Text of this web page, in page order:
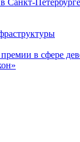
в сфере